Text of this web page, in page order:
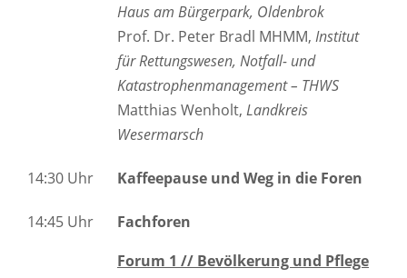
Haus am Bürgerpark, Oldenbrok
Prof. Dr. Peter Bradl MHMM, Institut
für Rettungswesen, Notfall- und
Katastrophenmanagement – THWS
Matthias Wenholt, Landkreis
Wesermarsch
14:30 Uhr Kaffeepause und Weg in die Foren
14:45 Uhr
Fachforen
Forum 1 // Bevölkerung und Pflege